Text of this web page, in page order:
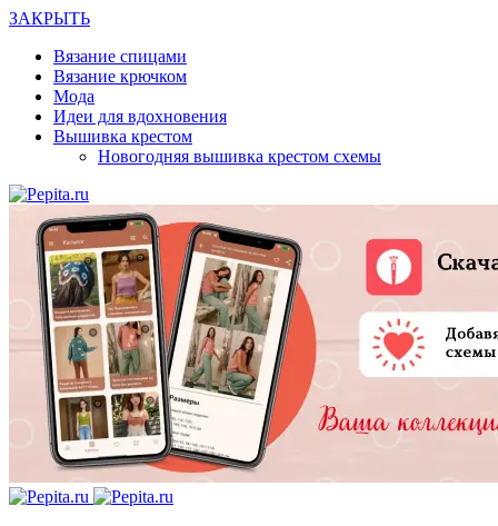
ЗАКРЫТЬ
Вязание спицами
Вязание крючком
Мода
Идеи для вдохновения
Вышивка крестом
Новогодняя вышивка крестом схемы